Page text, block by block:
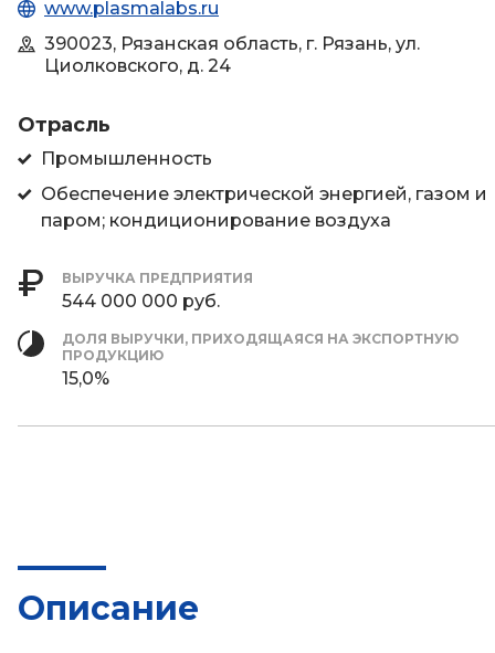
www.plasmalabs.ru
390023, Рязанская область, г. Рязань, ул.
Циолковского, д. 24
Отрасль
Промышленность
Обеспечение электрической энергией, газом и
паром; кондиционирование воздуха
ВЫРУЧКА ПРЕДПРИЯТИЯ
544 000 000 руб.
ДОЛЯ ВЫРУЧКИ, ПРИХОДЯЩАЯСЯ НА ЭКСПОРТНУЮ
ПРОДУКЦИЮ
15,0%
Описание